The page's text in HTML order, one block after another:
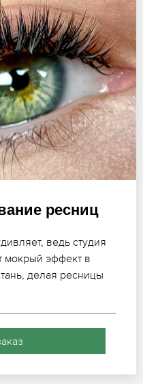
ресниц
ведь студия
мокрый эффект в
делая ресницы